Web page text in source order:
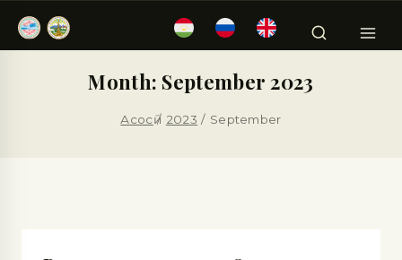
Month: September 2023
Асосӣ / 2023 / September